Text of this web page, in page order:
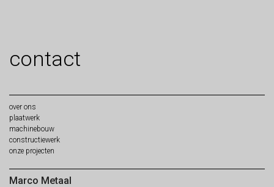
contact
over ons
plaatwerk
machinebouw
constructiewerk
onze projecten
Marco Metaal